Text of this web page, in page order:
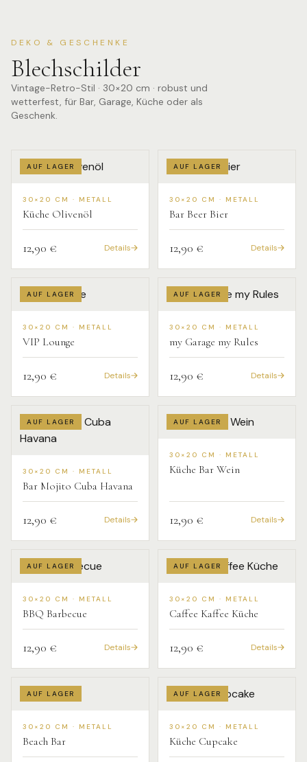
DEKO & GESCHENKE
Blechschilder
Vintage-Retro-Stil · 30×20 cm · robust und
wetterfest, für Bar, Garage, Küche oder als
Geschenk.
AUF LAGER
30×20 CM · METALL
Küche Olivenöl
12,90 € Details
AUF LAGER
30×20 CM · METALL
Bar Beer Bier
12,90 € Details
AUF LAGER
30×20 CM · METALL
VIP Lounge
12,90 € Details
AUF LAGER
30×20 CM · METALL
my Garage my Rules
12,90 € Details
AUF LAGER
30×20 CM · METALL
Bar Mojito Cuba Havana
12,90 € Details
AUF LAGER
30×20 CM · METALL
Küche Bar Wein
12,90 € Details
AUF LAGER
30×20 CM · METALL
BBQ Barbecue
12,90 € Details
AUF LAGER
30×20 CM · METALL
Caffee Kaffee Küche
12,90 € Details
AUF LAGER
30×20 CM · METALL
Beach Bar
AUF LAGER
30×20 CM · METALL
Küche Cupcake